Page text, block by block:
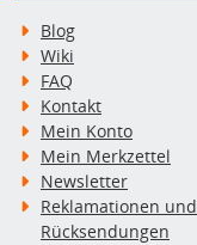
Blog
Wiki
FAQ
Kontakt
Mein Konto
Mein Merkzettel
Newsletter
Reklamationen und
Rücksendungen